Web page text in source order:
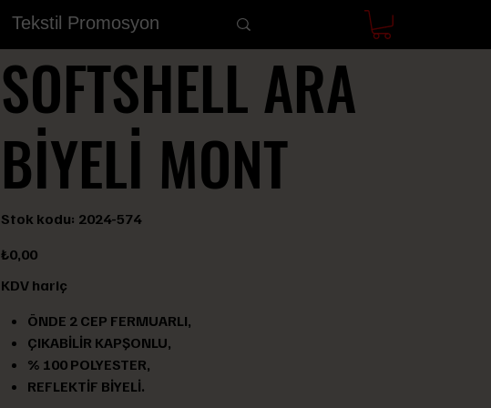
Tekstil Promosyon
SOFTSHELL ARA
BİYELİ MONT
Stok kodu: kodu:
2024-574
Fiyat
₺0,00
KDV hariç
ÖNDE 2 CEP FERMUARLI,
ÇIKABİLİR KAPŞONLU,
% 100 POLYESTER,
REFLEKTİF BİYELİ.